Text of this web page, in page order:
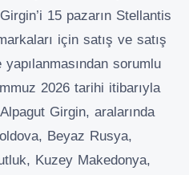
15 pazarın Stellantis
için satış ve satış
sorumlu
2026 tarihi itibarıyla
Girgin, aralarında
Beyaz Rusya,
Kuzey Makedonya,